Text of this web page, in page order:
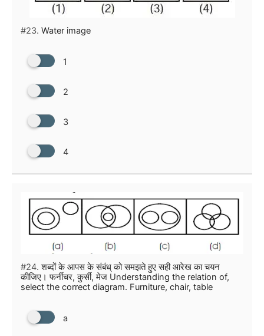
#23. Water image
1
2
3
4
#24. शब्दों के आपस के संबंध् को समझते हुए सही आरेख का चयन
कीजिए। फर्नीचर, कुर्सी, मेज Understanding the relation of,
select the correct diagram. Furniture, chair, table
a